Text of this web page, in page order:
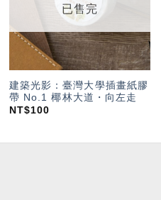
已售完
建築光影：臺灣大學插畫紙膠
帶 No.1 椰林大道・向左走
NT$100